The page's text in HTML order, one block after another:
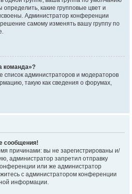
определить, какие групповые цвет и
Администратор конференции
самому изменять вашу группу по
команда»?
список администраторов и модераторов
такую как сведения о форумах,
сообщения!
причинами: вы не зарегистрированы и/
администратор запретил отправку
или же администратор
с администратором конференции
информации.